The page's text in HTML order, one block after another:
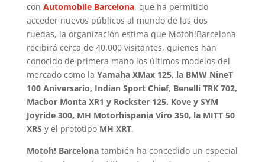
con Automobile Barcelona, que ha permitido
acceder nuevos públicos al mundo de las dos
ruedas, la organización estima que Motoh!Barcelona
recibirá cerca de 40.000 visitantes, quienes han
conocido de primera mano los últimos modelos del
mercado como la Yamaha XMax 125, la BMW NineT
100 Aniversario, Indian Sport Chief, Benelli TRK 702,
Macbor Monta XR1 y Rockster 125, Kove y SYM
Joyride 300, MH Motorhispania Viro 350, la MITT 50
XRS y el prototipo MH XRT.
Motoh! Barcelonatambién ha concedido un especial